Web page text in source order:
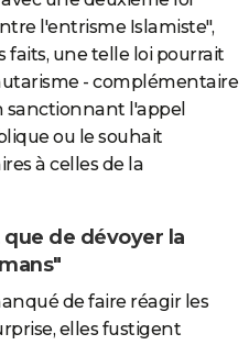
l'entrisme Islamiste",
faits, une telle loi pourrait
- complémentaire
sanctionnant l'appel
ou le souhait
à celles de la
de dévoyer la
de faire réagir les
elles fustigent